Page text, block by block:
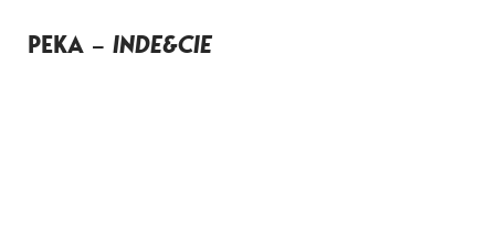
PEKA – INDE&CIE